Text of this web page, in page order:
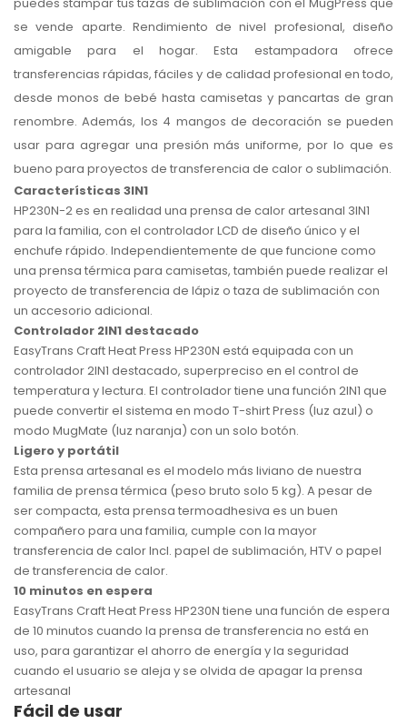
puedes stampar tus tazas de sublimación con el MugPress que
se vende aparte. Rendimiento de nivel profesional, diseño
amigable para el hogar. Esta estampadora ofrece
transferencias rápidas, fáciles y de calidad profesional en todo,
desde monos de bebé hasta camisetas y pancartas de gran
renombre. Además, los 4 mangos de decoración se pueden
usar para agregar una presión más uniforme, por lo que es
bueno para proyectos de transferencia de calor o sublimación.
Características 3IN1
HP230N-2 es en realidad una prensa de calor artesanal 3IN1
para la familia, con el controlador LCD de diseño único y el
enchufe rápido. Independientemente de que funcione como
una prensa térmica para camisetas, también puede realizar el
proyecto de transferencia de lápiz o taza de sublimación con
un accesorio adicional.
Controlador 2IN1 destacado
EasyTrans Craft Heat Press HP230N está equipada con un
controlador 2IN1 destacado, superpreciso en el control de
temperatura y lectura. El controlador tiene una función 2IN1 que
puede convertir el sistema en modo T-shirt Press (luz azul) o
modo MugMate (luz naranja) con un solo botón.
Ligero y portátil
Esta prensa artesanal es el modelo más liviano de nuestra
familia de prensa térmica (peso bruto solo 5 kg). A pesar de
ser compacta, esta prensa termoadhesiva es un buen
compañero para una familia, cumple con la mayor
transferencia de calor Incl. papel de sublimación, HTV o papel
de transferencia de calor.
10 minutos en espera
EasyTrans Craft Heat Press HP230N tiene una función de espera
de 10 minutos cuando la prensa de transferencia no está en
uso, para garantizar el ahorro de energía y la seguridad
cuando el usuario se aleja y se olvida de apagar la prensa
artesanal
Fácil de usar